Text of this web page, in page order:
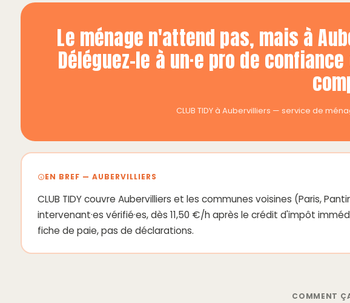
Le ménage n'attend pas, mais à
Déléguez-le à un·e pro de
CLUB TIDY à Aubervilliers — service de
EN BREF — AUBERVILLIERS
CLUB TIDY couvre Aubervilliers et les communes voisines (Paris,
intervenant·es vérifié·es, dès 11,50 €/h après le crédit d'impôt
fiche de paie, pas de déclarations.
COMMENT